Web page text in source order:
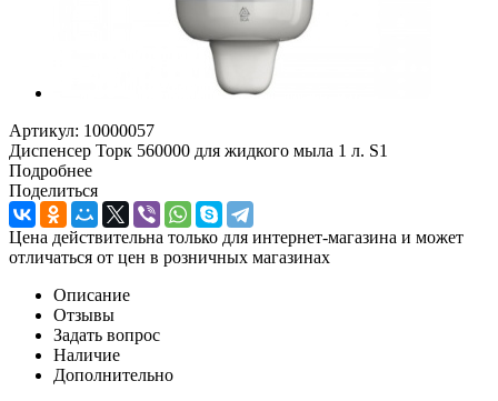
Артикул: 10000057
Диспенсер Торк 560000 для жидкого мыла 1 л. S1
Подробнее
Поделиться
Цена действительна только для интернет-магазина и может
отличаться от цен в розничных магазинах
Описание
Отзывы
Задать вопрос
Наличие
Дополнительно